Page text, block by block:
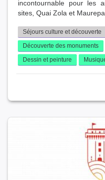
incontournable pour les
sites, Quai Zola et
Séjours culture et découverte
Découverte des monuments
Dessin et peinture